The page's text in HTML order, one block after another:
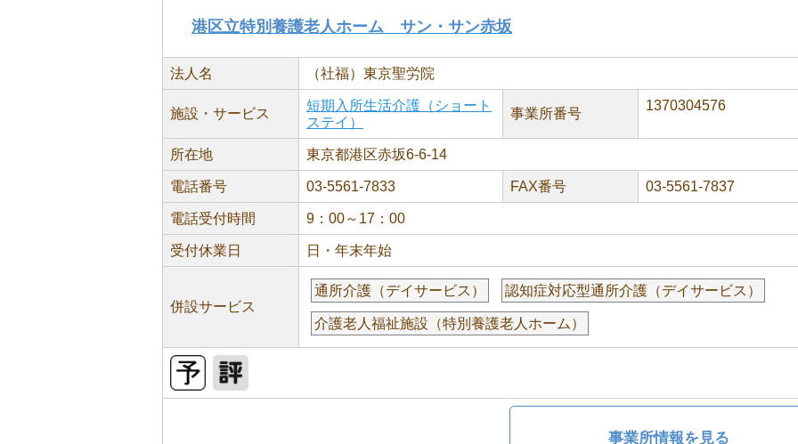
港区立特別養護老人ホーム サン・サン赤坂
法人名 （社福）東京聖労院
施設・サービス
短期入所生活介護（ショート
ステイ）
事業所番号
1370304576
所在地 東京都港区赤坂6-6-14
電話番号 03-5561-7833 FAX番号 03-5561-7837
電話受付時間 9：00～17：00
受付休業日 日・年末年始
併設サービス
通所介護（デイサービス） 認知症対応型通所介護（デイサービス）
介護老人福祉施設（特別養護老人ホーム）
事業所情報を見る